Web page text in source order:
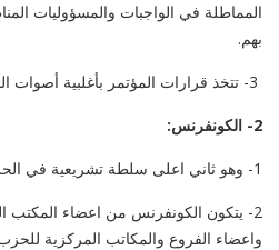
المماطلة في الواجبات والمسؤوليات
2- الكونفرنس:
1- وهو ثاني اعلى سلطة تشريعية في الحزب
2- يتكون الكونفرنس من اعضاء المكتب
واعضاء الفروع والمكاتب المركزية